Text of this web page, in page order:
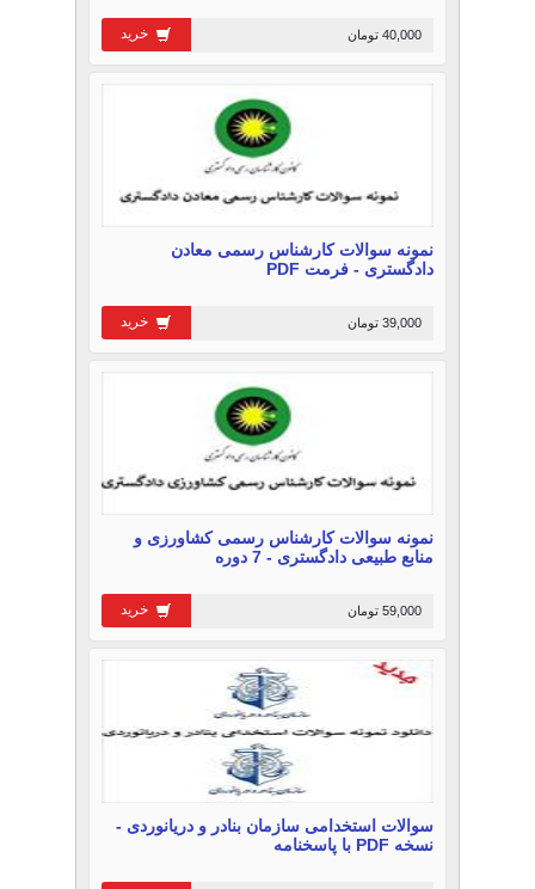
خرید 40,000 تومان
نمونه سوالات کارشناس رسمی معادن
دادگستری - فرمت PDF
خرید 39,000 تومان
نمونه سوالات کارشناس رسمی کشاورزی و
منابع طبیعی دادگستری - 7 دوره
خرید 59,000 تومان
سوالات استخدامی سازمان بنادر و دریانوردی -
نسخه PDF با پاسخنامه